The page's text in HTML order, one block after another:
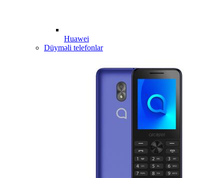
Huawei
Düyməli telefonlar